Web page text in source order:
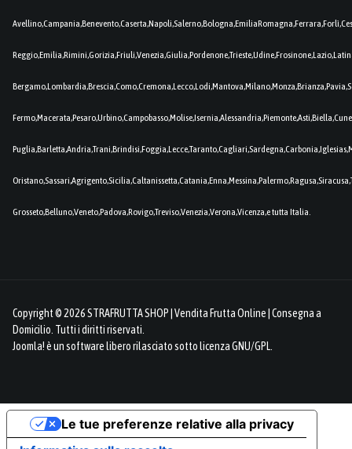
Grosseto,Belluno,Veneto,Padova,Rovigo,Treviso,Venezia,Verona,Vicenza,e tutta Italia.
Copyright © 2026 STRAFRUTTA SHOP | Vendita Frutta Online | Consegna a
Domicilio. Tutti i diritti riservati.
Joomla!è un software libero rilasciato sottolicenza GNU/GPL.
Le tue preferenze relative alla privacy